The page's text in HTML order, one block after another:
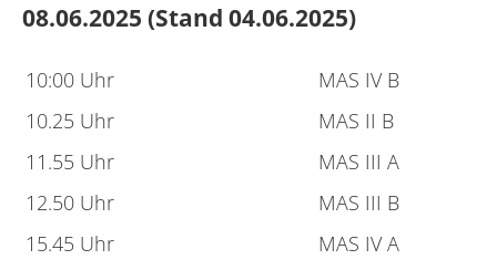
08.06.2025 (Stand 04.06.2025)
10:00 Uhr
MAS IV B
10.25 Uhr
MAS II B
11.55 Uhr
MAS III A
12.50 Uhr
MAS III B
15.45 Uhr
MAS IV A